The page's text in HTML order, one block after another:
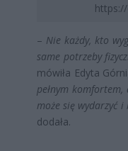
– Nie każdy, kto
same potrzeby
mówiła Edyta
pełnym
może się wydarzyć
dodała.